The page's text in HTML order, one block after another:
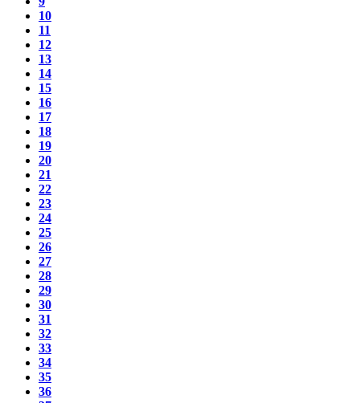
10
11
12
13
14
15
16
17
18
19
20
21
22
23
24
25
26
27
28
29
30
31
32
33
34
35
36